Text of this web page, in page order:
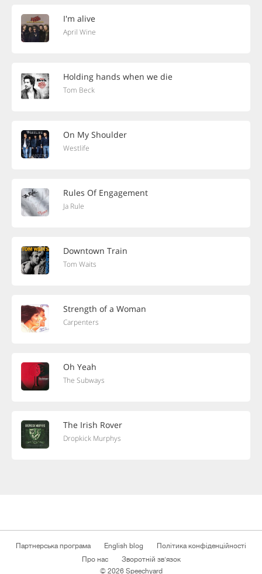
I'm alive
April Wine
Holding hands when we die
Tom Beck
On My Shoulder
Westlife
Rules Of Engagement
Ja Rule
Downtown Train
Tom Waits
Strength of a Woman
Carpenters
Oh Yeah
The Subways
The Irish Rover
Dropkick Murphys
Партнерська програма English blog
Політика конфіденційності
Про нас
Зворотній зв'язок
© 2026 Speechyard